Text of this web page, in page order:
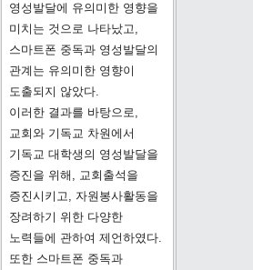
영성발달에 유의미한 영향을
미치는 것으로 나타났고,
스마트폰 중독과 영성발달의
관계는 유의미한 영향이
도출되지 않았다.
이러한 결과를 바탕으로,
교회와 기독교 차원에서
기독교 대학생의 영성발달을
증진을 위해, 교회출석을
증진시키고, 자원봉사활동을
장려하기 위한 다양한
노력들에 관하여 제언하였다.
또한 스마트폰 중독과